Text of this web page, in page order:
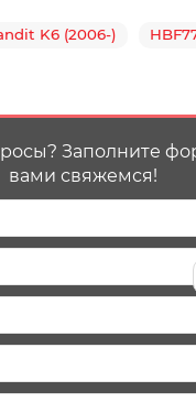
K6 (2006-)
Заполните
вами свяжемся!